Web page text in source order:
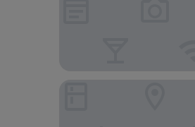
LUMA Hotel San Francisco